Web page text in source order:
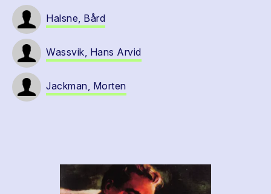
Halsne, Bård
Wassvik, Hans Arvid
Jackman, Morten